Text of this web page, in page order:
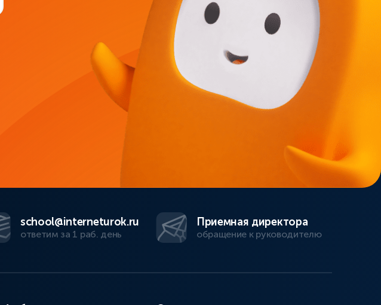
school@interneturok.ru
ответим за 1 раб. день
Приемная директора
обращение к руководителю